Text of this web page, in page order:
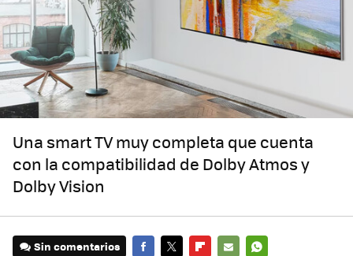
Una smart TV muy completa que cuenta
con la compatibilidad de Dolby Atmos y
Dolby Vision
Sin comentarios